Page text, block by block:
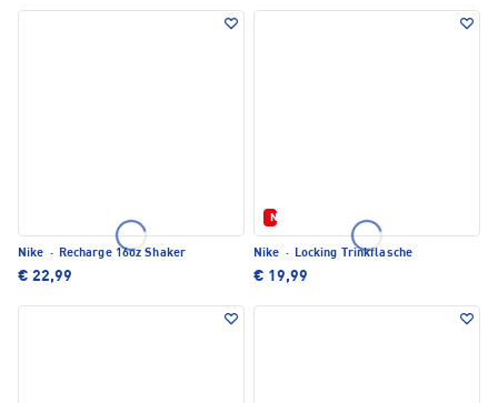
Nike · Recharge 16oz Shaker
€ 22,99
Neu
Nike · Locking Trinkflasche
€ 19,99